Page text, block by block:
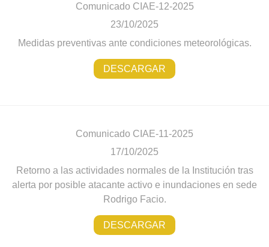
Comunicado CIAE-12-2025
23/10/2025
Medidas preventivas ante condiciones meteorológicas.
DESCARGAR
Comunicado CIAE-11-2025
17/10/2025
Retorno a las actividades normales de la Institución tras
alerta por posible atacante activo e inundaciones en sede
Rodrigo Facio.
DESCARGAR